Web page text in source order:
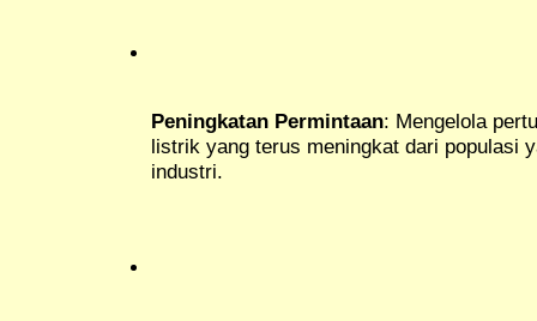
Peningkatan Permintaan: Mengelola
listrik yang terus meningkat dari populasi
industri.